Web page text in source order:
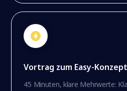
Vortrag zum Easy-Konzept
45 Minuten, klare Mehrwerte: